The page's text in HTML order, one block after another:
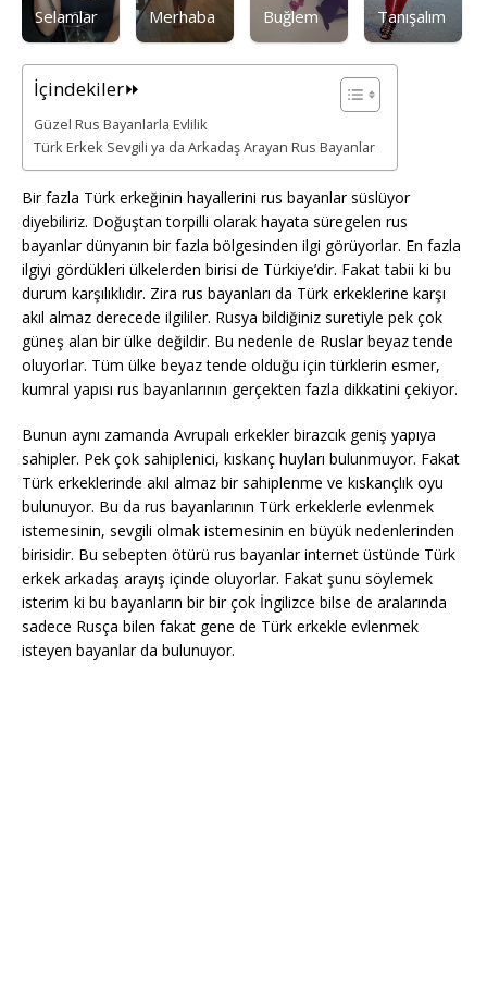
Selamlar Merhaba Buğlem Tanışalım
İçindekiler⏩
Güzel Rus Bayanlarla Evlilik
Türk Erkek Sevgili ya da Arkadaş Arayan Rus Bayanlar
Bir fazla Türk erkeğinin hayallerini rus bayanlar süslüyor
diyebiliriz. Doğuştan torpilli olarak hayata süregelen rus
bayanlar dünyanın bir fazla bölgesinden ilgi görüyorlar. En fazla
ilgiyi gördükleri ülkelerden birisi de Türkiye’dir. Fakat tabii ki bu
durum karşılıklıdır. Zira rus bayanları da Türk erkeklerine karşı
akıl almaz derecede ilgililer. Rusya bildiğiniz suretiyle pek çok
güneş alan bir ülke değildir. Bu nedenle de Ruslar beyaz tende
oluyorlar. Tüm ülke beyaz tende olduğu için türklerin esmer,
kumral yapısı rus bayanlarının gerçekten fazla dikkatini çekiyor.
Bunun aynı zamanda Avrupalı erkekler birazcık geniş yapıya
sahipler. Pek çok sahiplenici, kıskanç huyları bulunmuyor. Fakat
Türk erkeklerinde akıl almaz bir sahiplenme ve kıskançlık oyu
bulunuyor. Bu da rus bayanlarının Türk erkeklerle evlenmek
istemesinin, sevgili olmak istemesinin en büyük nedenlerinden
birisidir. Bu sebepten ötürü rus bayanlar internet üstünde Türk
erkek arkadaş arayış içinde oluyorlar. Fakat şunu söylemek
isterim ki bu bayanların bir bir çok İngilizce bilse de aralarında
sadece Rusça bilen fakat gene de Türk erkekle evlenmek
isteyen bayanlar da bulunuyor.